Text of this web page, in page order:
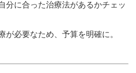
分に合った治療法があるかチェッ
が必要なため、予算を明確に。